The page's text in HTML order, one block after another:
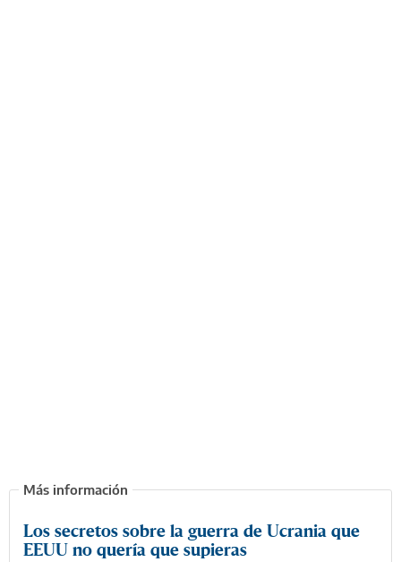
Los secretos sobre la guerra de Ucrania que
EEUU no quería que supieras